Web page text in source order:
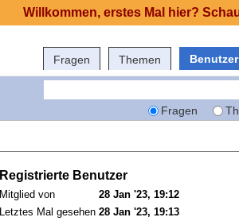
Fragen Themen Benutzer
Fragen
Registrierte Benutzer
Mitglied von
28 Jan '23, 19:12
Letztes Mal gesehen 28 Jan '23, 19:13
Willkommen, erstes Mal hier?